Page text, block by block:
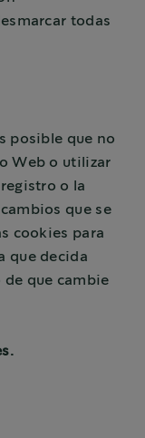
todas
posible que no
Web o utilizar
o la
que se
cookies para
que decida
de que cambie